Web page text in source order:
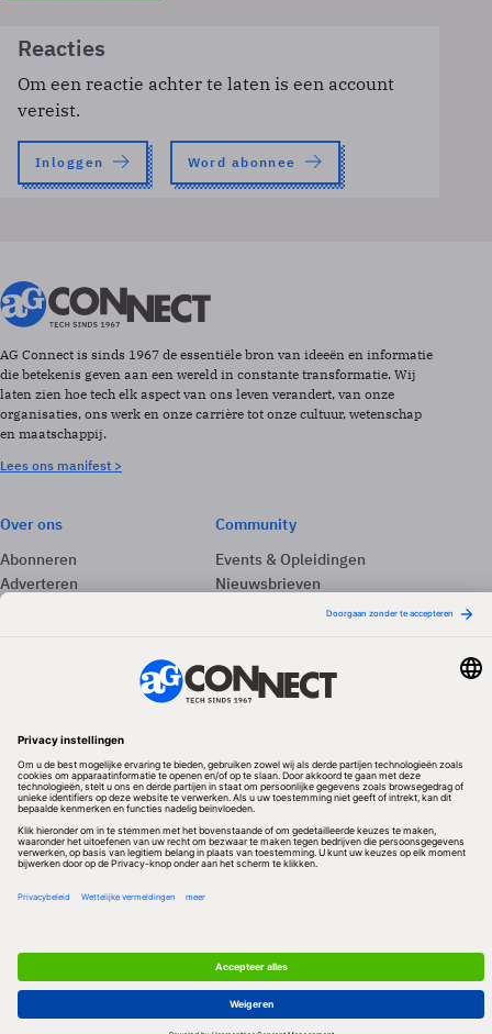
Reacties
Om een reactie achter te laten is een account
vereist.
Inloggen Word abonnee
AG Connect is sinds 1967 de essentiële bron van ideeën en informatie
die betekenis geven aan een wereld in constante transformatie. Wij
laten zien hoe tech elk aspect van ons leven verandert, van onze
organisaties, ons werk en onze carrière tot onze cultuur, wetenschap
en maatschappij.
Lees ons manifest >
Over ons
Abonneren
Adverteren
Community
Events & Opleidingen
Nieuwsbrieven
Redactionele partner
Privacy & Cookies